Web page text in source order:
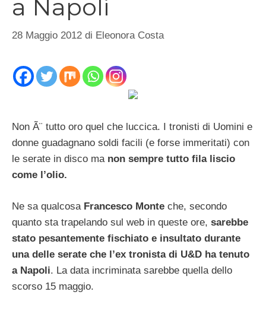
a Napoli
28 Maggio 2012 di Eleonora Costa
Non Ã¨ tutto oro quel che luccica. I tronisti di Uomini e
donne guadagnano soldi facili (e forse immeritati) con
le serate in disco ma non sempre tutto fila liscio
come l’olio.
Ne sa qualcosa Francesco Monte che, secondo
quanto sta trapelando sul web in queste ore, sarebbe
stato pesantemente fischiato e insultato durante
una delle serate che l’ex tronista di U&D ha tenuto
a Napoli. La data incriminata sarebbe quella dello
scorso 15 maggio.